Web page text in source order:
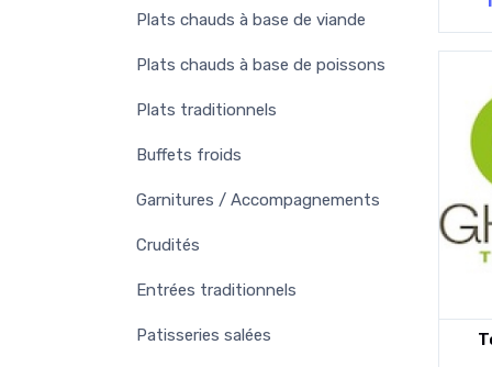
Plats chauds à base de viande
Plats chauds à base de poissons
Plats traditionnels
Buffets froids
Garnitures / Accompagnements
Crudités
Entrées traditionnels
Patisseries salées